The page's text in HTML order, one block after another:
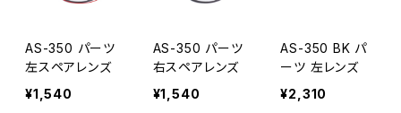
AS-350 パーツ
左スペアレンズ
¥1,540
AS-350 パーツ
右スペアレンズ
¥1,540
AS-350 BK パ
ーツ 左レンズ
¥2,310